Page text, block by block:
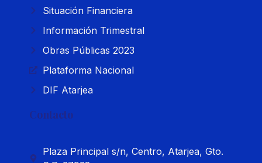
Situación Financiera
Información Trimestral
Obras Públicas 2023
Plataforma Nacional
DIF Atarjea
Contacto
Plaza Principal s/n, Centro, Atarjea, Gto.